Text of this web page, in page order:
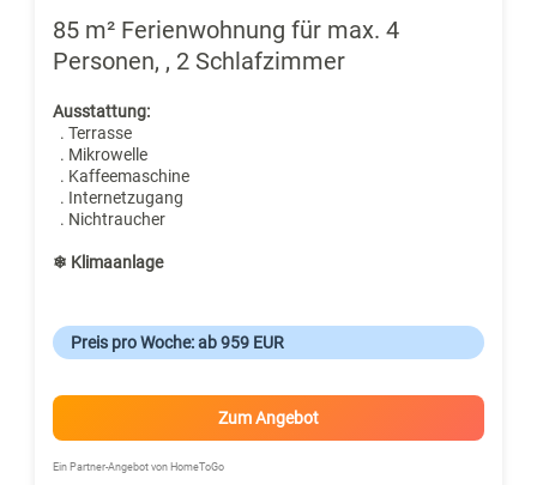
85 m² Ferienwohnung für max. 4
Personen, , 2 Schlafzimmer
Ausstattung:
. Terrasse
. Mikrowelle
. Kaffeemaschine
. Internetzugang
. Nichtraucher
❄ Klimaanlage
Preis pro Woche: ab 959 EUR
Zum Angebot
Ein Partner-Angebot von HomeToGo